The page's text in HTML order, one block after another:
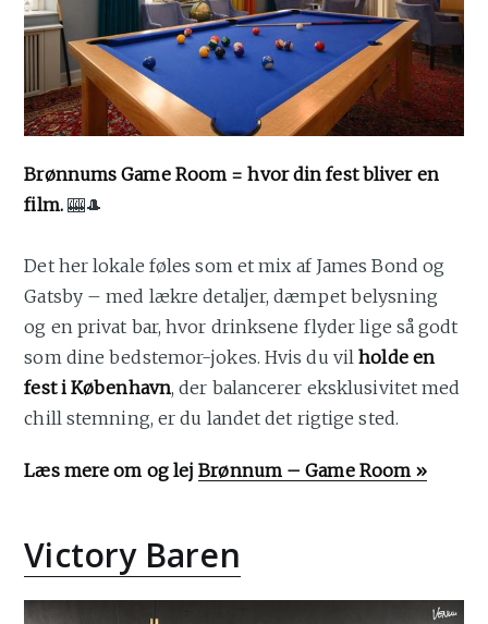
Brønnums Game Room = hvor din fest bliver en
film.🎰🎩
Det her lokale føles som et mix af James Bond og
Gatsby – med lækre detaljer, dæmpet belysning
og en privat bar, hvor drinksene flyder lige så godt
som dine bedstemor-jokes. Hvis du vilholde en
fest i København, der balancerer eksklusivitet med
chill stemning, er du landet det rigtige sted.
Læs mere om og lejBrønnum – Game Room »
Victory Baren